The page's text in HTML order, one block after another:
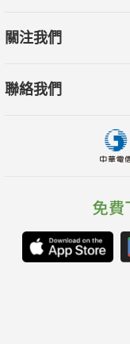
關注我們
聯絡我們